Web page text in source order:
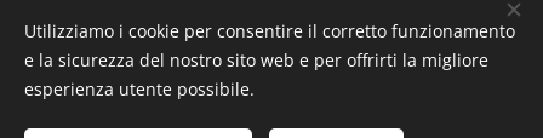
Utilizziamo i cookie per consentire il corretto funzionamento
e la sicurezza del nostro sito web e per offrirti la migliore
esperienza utente possibile.